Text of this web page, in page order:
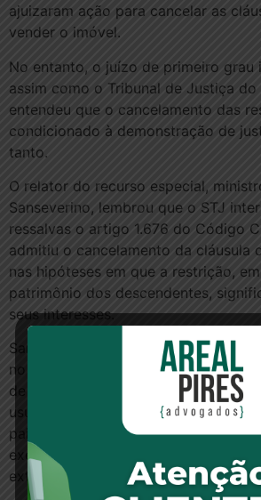
ajuizaram ação para cancelar as
vender o imóvel.
No entanto, o juízo de primeiro grau
assim como o Tribunal de Justiça do
entendeu que o cancelamento das
condicionado à demonstração de
tanto.
O relator do recurso especial,
Sanseverino, lembrou que o STJ
ressalvas o artigo 1.676 do Código
admitiu o cancelamento da cláusula
nas hipóteses em que a restrição,
patrimônio dos descendentes,
seus interesses.
Sanseverino destacou que a
no caso julgado, ocorreu sob a
de 2002, em contexto no qual os
usufruíam do bem. Para o ministro,
pais, “os proprietários devem voltar
exercício de direitos sobre a
extraindo do CC orientação diversa”.